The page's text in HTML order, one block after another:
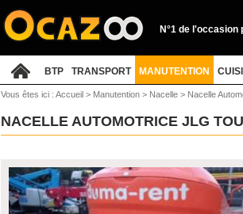
N°1 de
BTP TRANSPORT MANUTENTION
Vous êtes ici : Accueil > Manutention > Nacelle > Nacelle
NACELLE AUTOMOTRICE JLG